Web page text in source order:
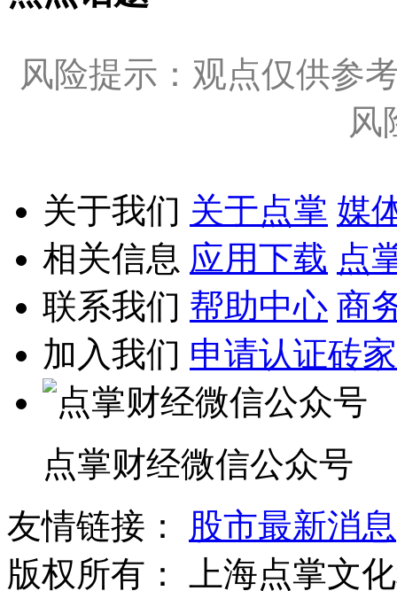
风险提示：观点仅供参
风
关于我们 关于点掌 媒
相关信息 应用下载 点
联系我们 帮助中心 商
加入我们 申请认证砖家
点掌财经微信公众号
友情链接：
股市最新消息
版权所有：
上海点掌文